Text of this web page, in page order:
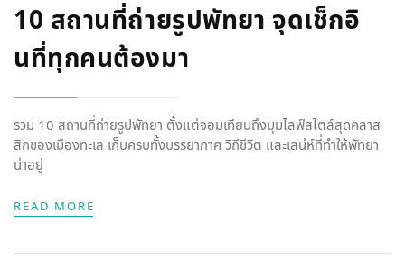
10 สถานที่ถ่ายรูปพัทยา จุดเช็กอิ
นที่ทุกคนต้องมา
รวม 10 สถานที่ถ่ายรูปพัทยา ตั้งแต่จอมเทียนถึงมุมไลฟ์สไตล์สุดคลาส
สิกของเมืองทะเล เก็บครบทั้งบรรยากาศ วิถีชีวิต และเสน่ห์ที่ทำให้พัทยา
น่าอยู่
READ MORE